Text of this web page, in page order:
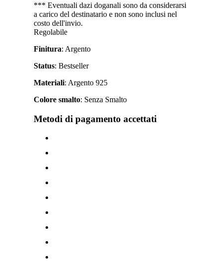
*** Eventuali dazi doganali sono da considerarsi
a carico del destinatario e non sono inclusi nel
costo dell'invio.
Regolabile
Finitura: Argento
Status: Bestseller
Materiali: Argento 925
Colore smalto: Senza Smalto
Metodi di pagamento accettati